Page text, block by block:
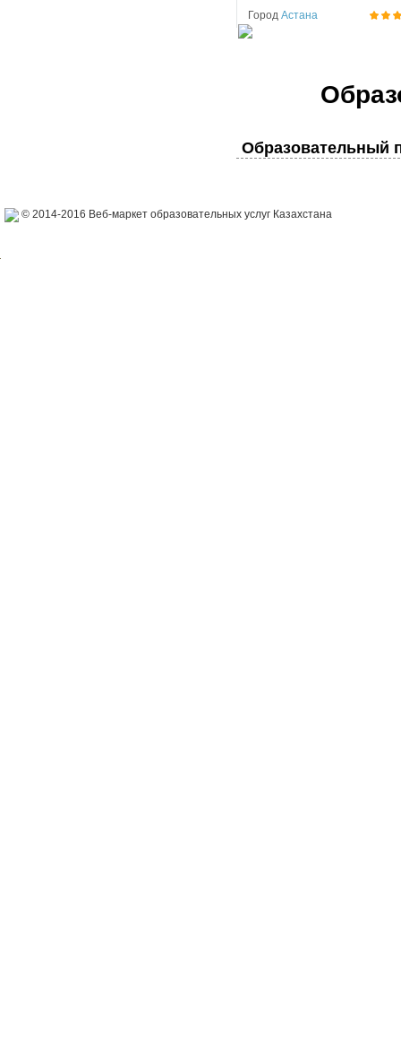
Город Астана
Образовательный
© 2014-2016 Веб-маркет образовательных услуг Казахстана